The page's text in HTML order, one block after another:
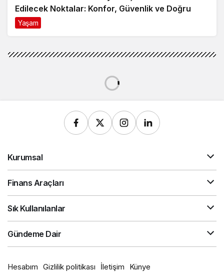
Edilecek Noktalar: Konfor, Güvenlik ve Doğru
Model Tercihi
Yaşam
Basketbol THY Avrupa Ligi'nde
Basketbol THY Avrupa Ligi'nde
şampiyon yarın belli olacak
20 Mayıs 2023, 11:32